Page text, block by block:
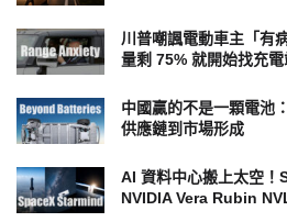
川普嘲諷電動車主「有
量剩 75% 就開始找充電
中國贏的不是一顆電池
供應鏈到市場形成
AI 資料中心搬上太空
NVIDIA Vera Rubin